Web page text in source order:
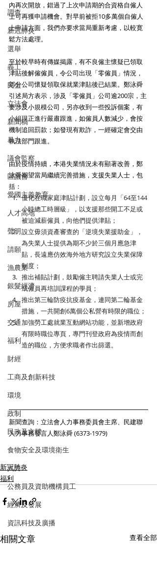
調查
新冠肺炎
選舉
義工
民生
立法會
新聞稿
暴力
議會監察
區議會
愛國主義教育
人才高地
聲明
請願
漁農業
銀髮經濟
房屋
交通
福利
財經
工商及創新科技
環境
政制
民政及文體
食物安全及環境衛生
人力
公務員及資助機構員工
經濟及發展
資訊科技及廣播
內再次開放，錯過了上次申請期的合資格自僱人
士可再獲申請機會。對早前被拒10多萬個自僱人
士申請方面，我們亦要求當局重新考慮，以較寛
鬆方法處理。
至於較早時有傳媒揭露，有不良僱主懷疑已領取
津貼後解僱僱員，令公司出現「零僱員」情況，
部分公司懷疑領取保就業津貼後已結業。鄭泳舜
引述局方表示，涉及「零僱員」公司逾200宗，主
要涉及小規模公司，另亦收到一些投訴個案，有
小組現正進行嚴肅跟進，如僱員人數減少，會按
機制追回罰款；如發現有欺詐，一經確定會交由
執法部門跟進。
由於疫情持續，本港失業情況未有顯著改善，鄭
泳舜期望當局繼續完善措施，支援失業人士，包
括：
優化在職家庭津貼計劃，設立每月「64至144
小時總工時層級」，以支援那些開工不足或
被迫減薪僱員，向他們提供津貼；
設立毋須資產審查的「逆境失業援助金」，
為失業人士提供為期不少於三個月應急津
貼，長遠應仿效海外地方研究設立失業保障
制度；
推出補貼計劃，鼓勵僱主聘請失業人士或完
成僱員再培訓課程的學員；
推出第三輪防疫抗疫基金，連同第二輪基金
措施，一共開創6萬個公私營有時限的職位；
加強勞工處就業互動網站功能，並新增政府
有限時職位專頁，專門刊登政府為疫情而創
造的職位，方便求職者作出篩選。
新聞查詢：立法會人力事務委員會主席、民建聯
人力事務發言人鄭泳舜 (6373-1979)
新冠肺炎
福利
相關文章 查看全部